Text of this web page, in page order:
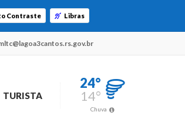
Contraste Libras
TURISTA
24°
14°
Chuva